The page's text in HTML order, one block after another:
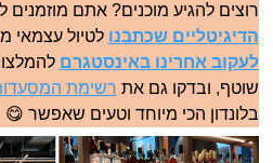
רוצים להגיע מוכנים? אתם מוזמנים
הדיגיטליים שכתבנו לטיול עצמאי
לעקוב אחרינו באינסטגרם
שוטף, ובדקו גם את רשימת
בלונדון הכי מיוחד וטעים שאפשר 😋